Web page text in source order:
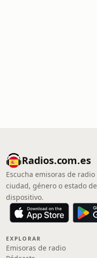
Radios.com.es
Escucha emisoras de
ciudad, género o estado
dispositivo.
EXPLORAR
Emisoras de radio